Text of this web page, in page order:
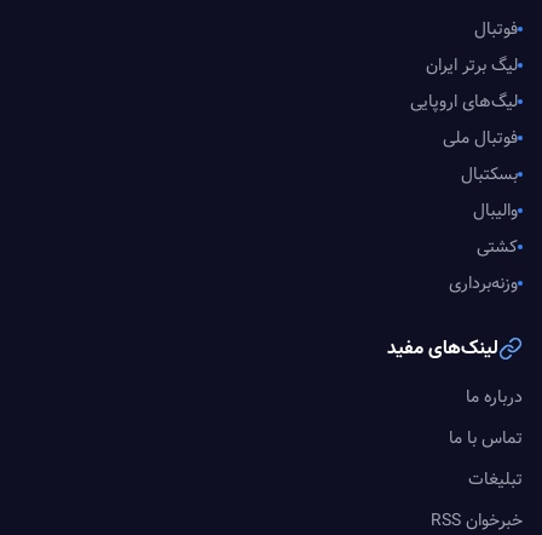
فوتبال
لیگ برتر ایران
لیگ‌های اروپایی
فوتبال ملی
بسکتبال
والیبال
کشتی
وزنه‌برداری
لینک‌های مفید
درباره ما
تماس با ما
تبلیغات
خبرخوان RSS